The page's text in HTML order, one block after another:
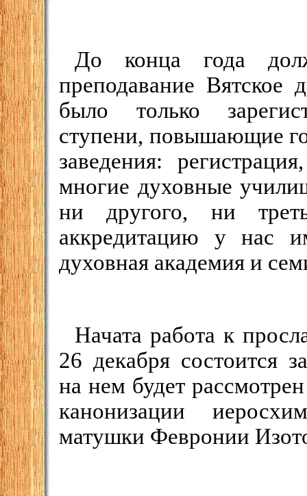
До конца года
преподавание
было только
ступени, повышающие
заведения:
многие духовные
ни другого, ни
аккредитацию у нас
духовная академия и
Начата работа к
26 декабря состоится
на нем будет
канонизации
матушки Февронии